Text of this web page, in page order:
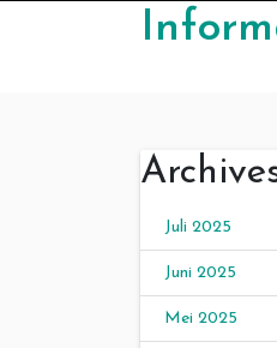
Juli 2025
Juni 2025
Mei 2025